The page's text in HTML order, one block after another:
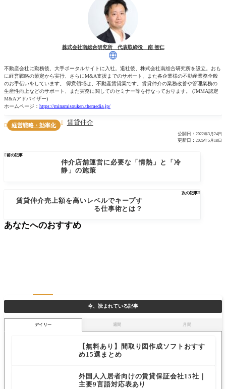
株式会社南総合研究所 代表取締役 南 智仁
不動産会社に勤務後、大手ポータルサイトに入社。退社後、株式会社南総合研究所を設立。おも
に経営戦略の策定から実行、さらにM&A支援までのサポート、また各企業様の不動産業務全般
のお手伝いをしています。 得意領域は、不動産賃貸業です。賃貸仲介の業務改善や管理業務の
生産性向上などのサポート、また実務に関してのセミナー等を行なっております。 (JMMA認定
M&Aアドバイザー)
ホームページ： https://minamisouken.themedia.jp/
 経営戦略・効率化  賃貸仲介
公開日： 2022年3月24日
更新日： 2026年5月18日
前の記事
仲介店舗運営に必要な「情熱」と「冷
静」の施策
次の記事
賃貸仲介売上額を高いレベルでキープす
る仕事術とは？
今、読まれている記事
デイリー 週間 月間
【無料あり】間取り図作成ソフトおすす
め15選まとめ
外国人入居者向けの賃貸保証会社15社｜
主要9言語対応表あり
あなたへのおすすめ